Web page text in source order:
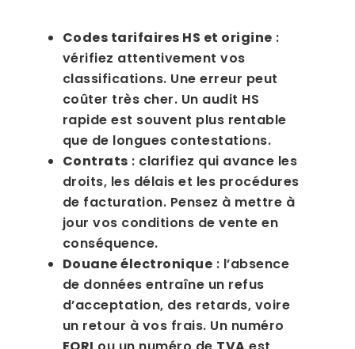
Codes tarifaires HS et origine :
vérifiez attentivement vos
classifications. Une erreur peut
coûter très cher. Un audit HS
rapide est souvent plus rentable
que de longues contestations.
Contrats : clarifiez qui avance les
droits, les délais et les procédures
de facturation. Pensez à mettre à
jour vos conditions de vente en
conséquence.
Douane électronique : l’absence
de données entraîne un refus
d’acceptation, des retards, voire
un retour à vos frais. Un numéro